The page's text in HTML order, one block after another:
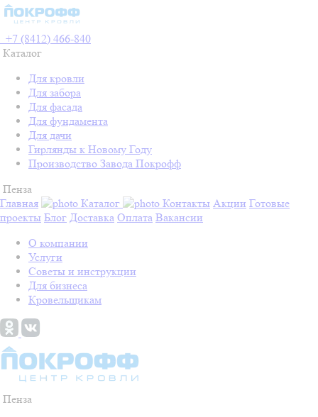
+7 (8412) 466-840
Каталог
Для кровли
Для забора
Для фасада
Для фундамента
Для дачи
Гирлянды к Новому Году
Производство Завода Покрофф
Пенза
Главная
Каталог Контакты Акции Готовые
проекты Блог Доставка Оплата Вакансии
О компании
Услуги
Советы и инструкции
Для бизнеса
Кровельщикам
Пенза